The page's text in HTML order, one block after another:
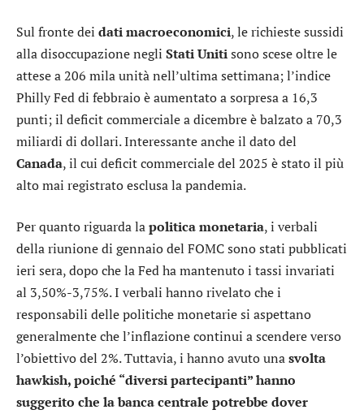
Sul fronte dei dati macroeconomici, le richieste sussidi
alla disoccupazione negli Stati Unitisono scese oltre le
attese a 206 mila unità nell’ultima settimana; l’indice
Philly Fed di febbraio è aumentato a sorpresa a 16,3
punti; il deficit commerciale a dicembre è balzato a 70,3
miliardi di dollari. Interessante anche il dato del
Canada, il cui deficit commerciale del 2025 è stato il più
alto mai registrato esclusa la pandemia.
Per quanto riguarda lapolitica monetaria, i verbali
della riunione di gennaio del FOMC sono stati pubblicati
ieri sera, dopo che la Fed ha mantenuto i tassi invariati
al 3,50%-3,75%. I verbali hanno rivelato che i
responsabili delle politiche monetarie si aspettano
generalmente che l’inflazione continui a scendere verso
l’obiettivo del 2%. Tuttavia, i hanno avuto unasvolta
hawkish, poiché “diversi partecipanti” hanno
suggerito che la banca centrale potrebbe dover